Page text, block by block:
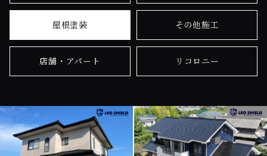
屋根塗装 その他施工
店舗・アパート リコロニー